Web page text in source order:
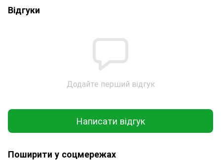
Відгуки
Додайте перший відгук
Написати відгук
Поширити у соцмережах